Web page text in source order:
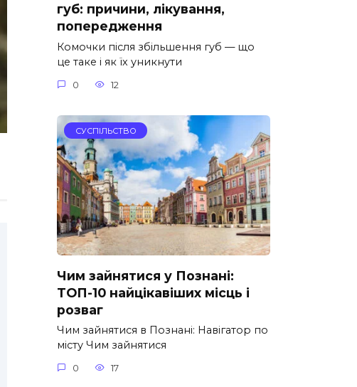
губ: причини, лікування,
попередження
Комочки після збільшення губ — що
це таке і як їх уникнути
0 12
СУСПІЛЬСТВО
Чим зайнятися у Познані:
ТОП-10 найцікавіших місць і
розваг
Чим зайнятися в Познані: Навігатор по
місту Чим зайнятися
0 17